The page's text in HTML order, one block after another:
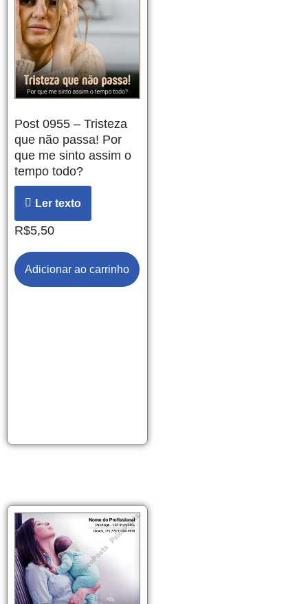
Post 0955 – Tristeza
que não passa! Por
que me sinto assim o
tempo todo?
Ler texto
R$5,50
Adicionar ao carrinho